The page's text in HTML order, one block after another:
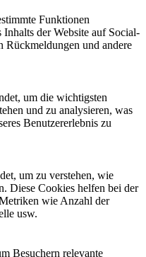
Funktionen
der Website auf Social-
Rückmeldungen und andere
um die wichtigsten
und zu analysieren, was
Benutzererlebnis zu
um zu verstehen, wie
Diese Cookies helfen bei der
wie Anzahl der
usw.
Besuchern relevante